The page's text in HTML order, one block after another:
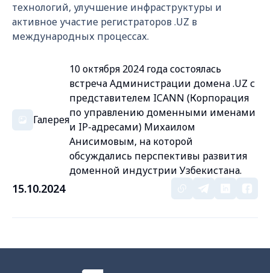
технологий, улучшение инфраструктуры и
активное участие регистраторов .UZ в
международных процессах.
Галерея
10 октября 2024 года состоялась
встреча Администрации домена .UZ с
представителем ICANN (Корпорация
по управлению доменными именами
и IP-адресами) Михаилом
Анисимовым, на которой
обсуждались перспективы развития
доменной индустрии Узбекистана.
15.10.2024